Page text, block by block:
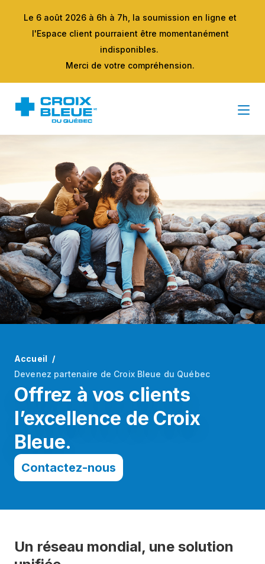
Le 6 août 2026 à 6h à 7h, la soumission en ligne et
l'Espace client pourraient être momentanément
indisponibles.
Merci de votre compréhension.
Accueil
Devenez partenaire de Croix Bleue du Québec
Offrez à vos clients
l’excellence de Croix
Bleue.
Contactez-nous
Un réseau mondial, une solution